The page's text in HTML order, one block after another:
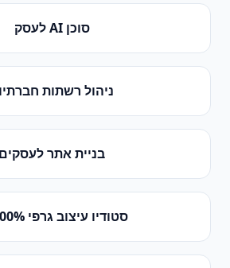
סוכן AI לעסק
ניהול רשתות
בניית אתר לעסקים
סטודיו עיצוב גרפי 100% AI